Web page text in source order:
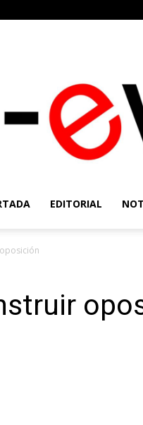
EDITORIAL